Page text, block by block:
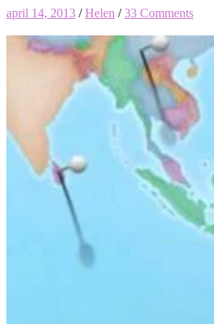
april 14, 2013 /Helen /33 Comments